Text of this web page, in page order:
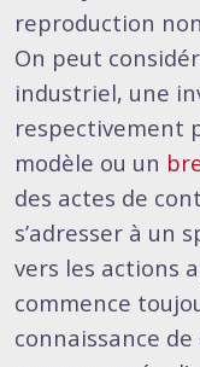
reproduction
On peut
industriel, une
respectivement
modèle ou un
des actes de
s’adresser à un
vers les actions
commence
connaissance